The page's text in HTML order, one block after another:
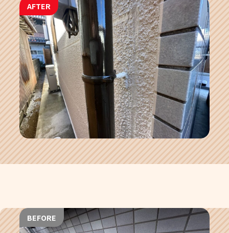
AFTER
BEFORE